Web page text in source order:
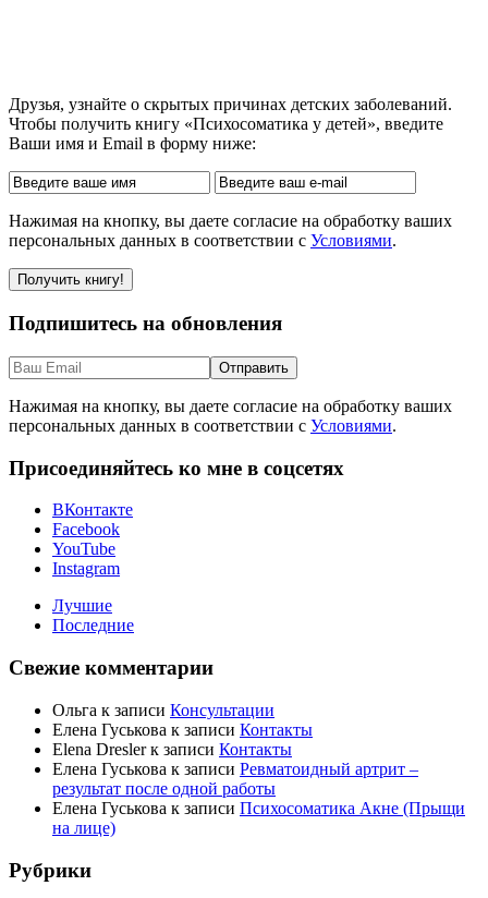
Друзья, узнайте о скрытых причинах детских заболеваний.
Чтобы получить книгу «Психосоматика у детей», введите
Ваши имя и Email в форму ниже:
Нажимая на кнопку, вы даете согласие на обработку ваших
персональных данных в соответствии с Условиями.
Подпишитесь на обновления
Нажимая на кнопку, вы даете согласие на обработку ваших
персональных данных в соответствии с Условиями.
Присоединяйтесь ко мне в соцсетях
ВКонтакте
Facebook
YouTube
Instagram
Лучшие
Последние
Свежие комментарии
Ольга к записи Консультации
Елена Гуськова к записи Контакты
Elena Dreslerк записи Контакты
Елена Гуськова к записи Ревматоидный артрит –
результат после одной работы
Елена Гуськова к записи Психосоматика Акне (Прыщи
на лице)
Рубрики